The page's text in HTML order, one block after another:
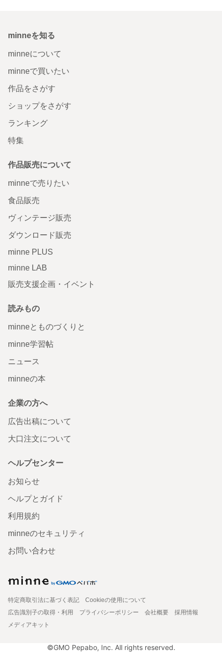
minneを知る
minneについて
minneで買いたい
作品をさがす
ショップをさがす
ランキング
特集
作品販売について
minneで売りたい
食品販売
ヴィンテージ販売
ダウンロード販売
minne PLUS
minne LAB
販売支援企画・イベント
読みもの
minneとものづくりと
minne学習帖
ニュース
minneの本
企業の方へ
広告出稿について
大口注文について
ヘルプセンター
お知らせ
ヘルプとガイド
利用規約
minneのセキュリティ
お問い合わせ
特定商取引法に基づく表記
Cookieの使用について
広告識別子の取得・利用
プライバシーポリシー 会社概要
採用情報
メディアキット
©GMO Pepabo, Inc. All rights reserved.